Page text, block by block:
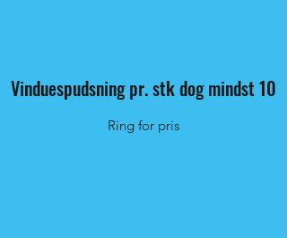
Vinduespudsning pr. stk dog mindst 10
Ring for pris